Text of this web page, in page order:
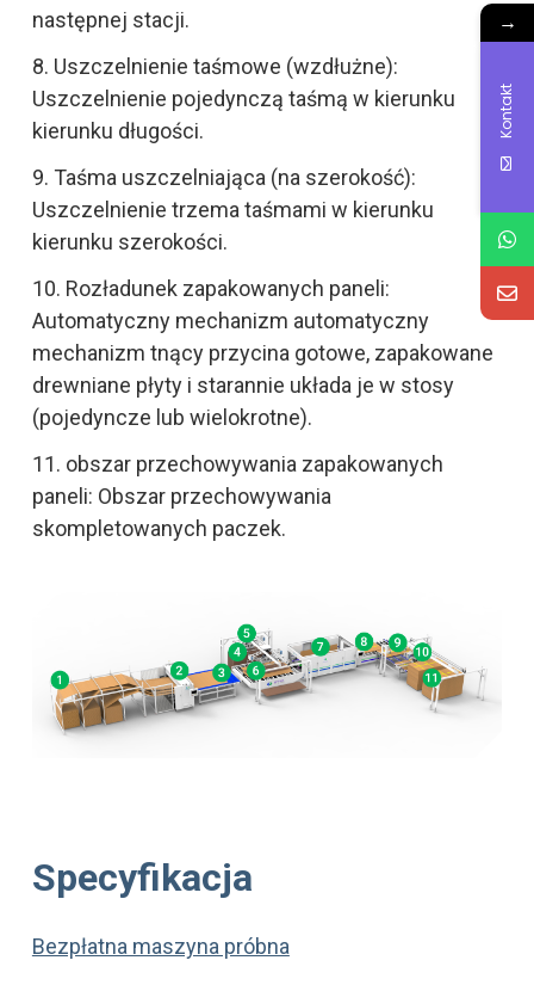
następnej stacji.
8. Uszczelnienie taśmowe (wzdłużne):
Uszczelnienie pojedynczą taśmą w kierunku
kierunku długości.
9. Taśma uszczelniająca (na szerokość):
Uszczelnienie trzema taśmami w kierunku
kierunku szerokości.
10. Rozładunek zapakowanych paneli:
Automatyczny mechanizm automatyczny
mechanizm tnący przycina gotowe, zapakowane
drewniane płyty i starannie układa je w stosy
(pojedyncze lub wielokrotne).
11. obszar przechowywania zapakowanych
paneli: Obszar przechowywania
skompletowanych paczek.
Specyfikacja
Bezpłatna maszyna próbna
→
Kontakt